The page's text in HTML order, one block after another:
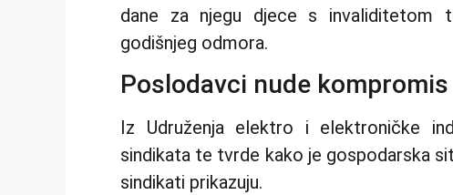
dane za njegu djece s invaliditetom
godišnjeg odmora.
Poslodavci nude kompromis
Iz Udruženja elektro i elektroničke
sindikata te tvrde kako je gospodarska
sindikati prikazuju.